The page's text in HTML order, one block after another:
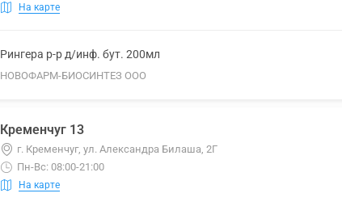
На карте
Рингера р-р д/инф. бут. 200мл
НОВОФАРМ-БИОСИНТЕЗ ООО
Кременчуг 13
г. Кременчуг, ул. Александра Билаша, 2Г
Пн-Вс: 08:00-21:00
На карте